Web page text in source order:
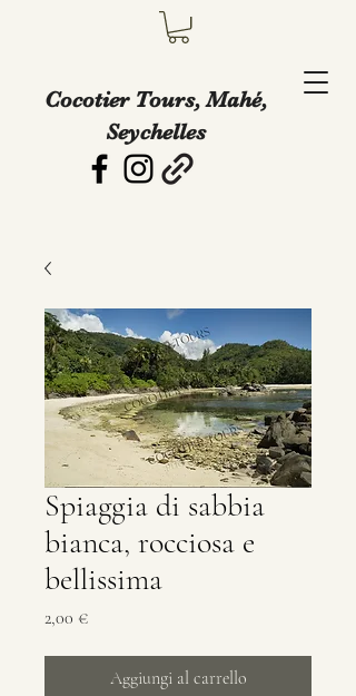
Cocotier Tours, Mahé,
Seychelles
Spiaggia di sabbia
bianca, rocciosa e
bellissima
2,00 €Prezzo
Aggiungi al carrello